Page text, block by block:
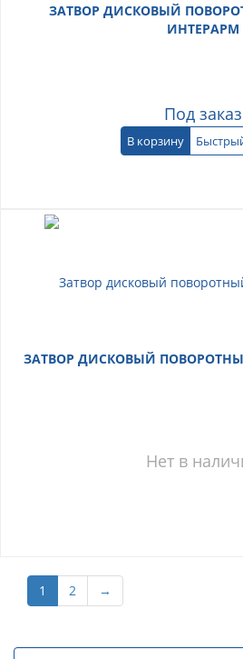
ЗАТВОР ДИСКОВЫЙ
ИНТЕРАРМ
Под заказ
В корзину
ЗАТВОР ДИСКОВЫЙ ПОВОРОТНЫЙ
Нет в
1 2 →